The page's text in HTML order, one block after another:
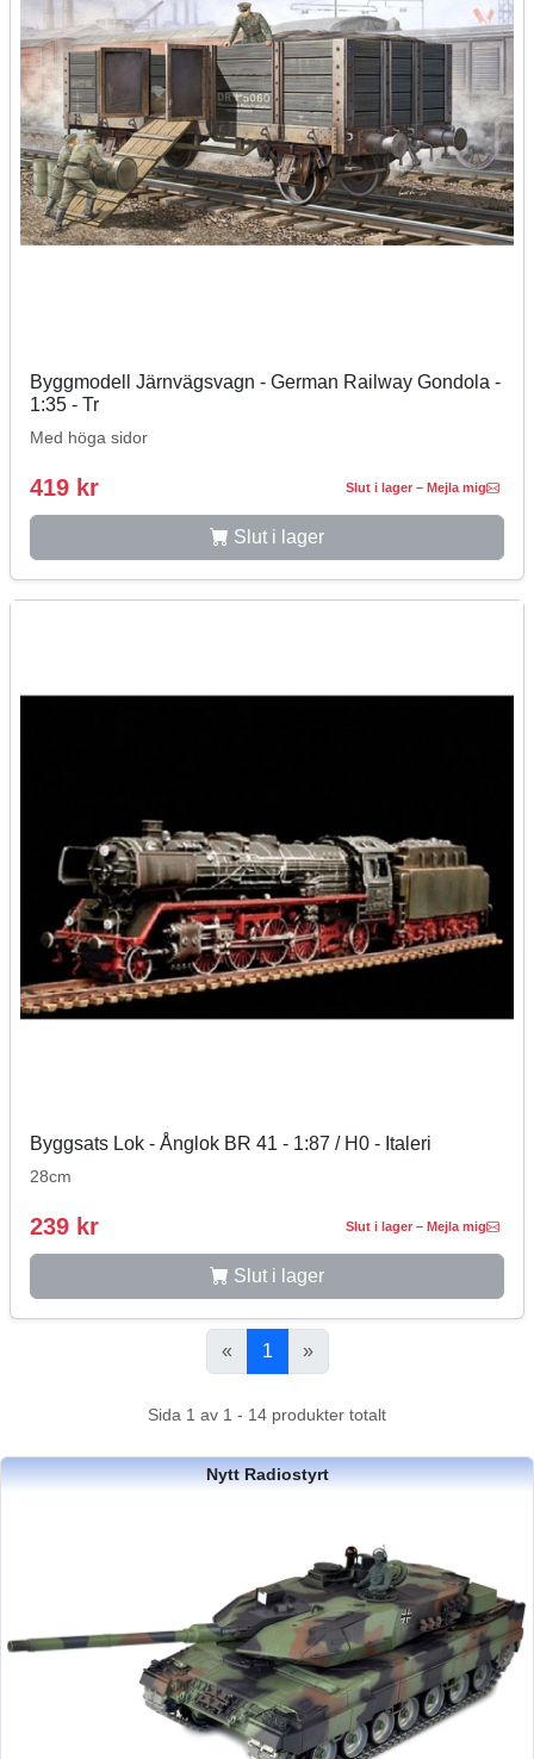
Byggmodell Järnvägsvagn - German Railway Gondola -
1:35 - Tr
Med höga sidor
419 kr Slut i lager – Mejla mig
Slut i lager
Byggsats Lok - Ånglok BR 41 - 1:87 / H0 - Italeri
28cm
239 kr Slut i lager – Mejla mig
Slut i lager
« 1 »
Sida 1 av 1 - 14 produkter totalt
Nytt Radiostyrt